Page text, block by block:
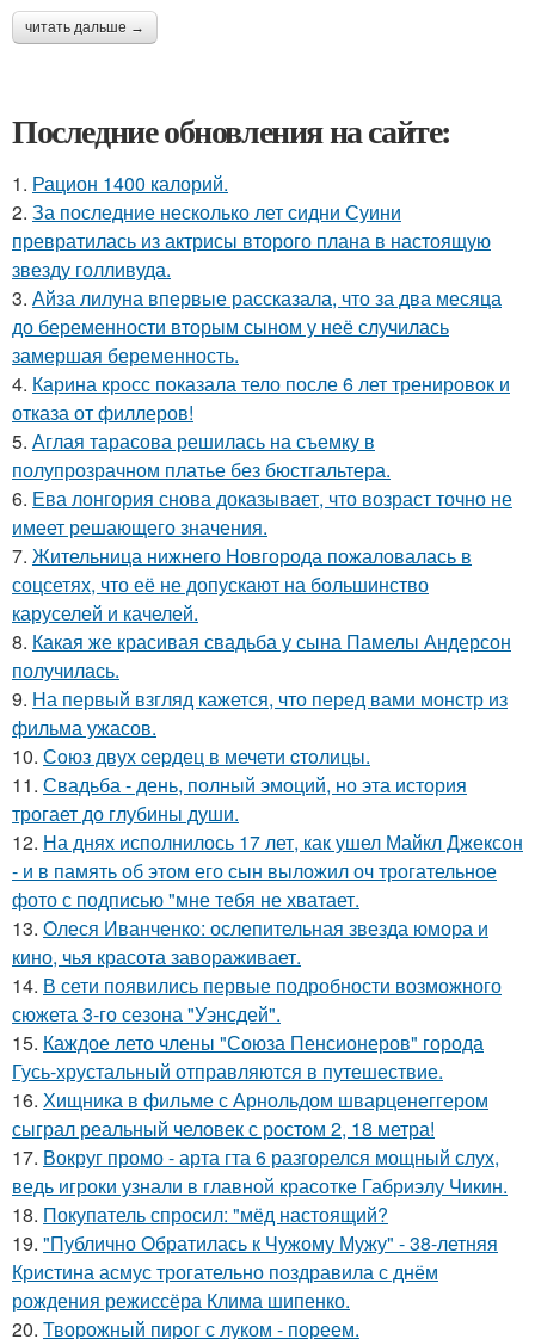
читать дальше →
Последние обновления на сайте:
1. Рацион 1400 калорий.
2. За последние несколько лет сидни Суини
превратилась из актрисы второго плана в настоящую
звезду голливуда.
3. Айза лилуна впервые рассказала, что за два месяца
до беременности вторым сыном у неё случилась
замершая беременность.
4. Карина кросс показала тело после 6 лет тренировок и
отказа от филлеров!
5. Аглая тарасова решилась на съемку в
полупрозрачном платье без бюстгальтера.
6. Ева лонгория снова доказывает, что возраст точно не
имеет решающего значения.
7. Жительница нижнего Новгорода пожаловалась в
соцсетях, что её не допускают на большинство
каруселей и качелей.
8. Какая же красивая свадьба у сына Памелы Андерсон
получилась.
9. На первый взгляд кажется, что перед вами монстр из
фильма ужасов.
10. Сoюз двух cеpдец в мечети cтoлицы.
11. Свадьба - день, полный эмоций, но эта история
трогает до глубины души.
12. На днях исполнилось 17 лет, как ушел Майкл Джексон
- и в память об этом его сын выложил оч трогательное
фото с подписью "мне тебя не хватает.
13. Олеся Иванченко: ослепительная звезда юмора и
кино, чья красота завораживает.
14. В сети появились первые подробности возможного
сюжета 3-го сезона "Уэнсдей".
15. Каждое лето члены "Союза Пенсионеров" города
Гусь-хрустальный отправляются в путешествие.
16. Хищника в фильме с Арнольдом шварценеггером
сыграл реальный человек с ростом 2, 18 метра!
17. Вокруг промо - арта гта 6 разгорелся мощный слух,
ведь игроки узнали в главной красотке Габриэлу Чикин.
18. Покупатель спросил: "мёд настоящий?
19. "Публично Обратилась к Чужому Мужу" - 38-летняя
Кристина асмус трогательно поздравила с днём
рождения режиссёра Клима шипенко.
20. Творожный пирог с луком - пореем.